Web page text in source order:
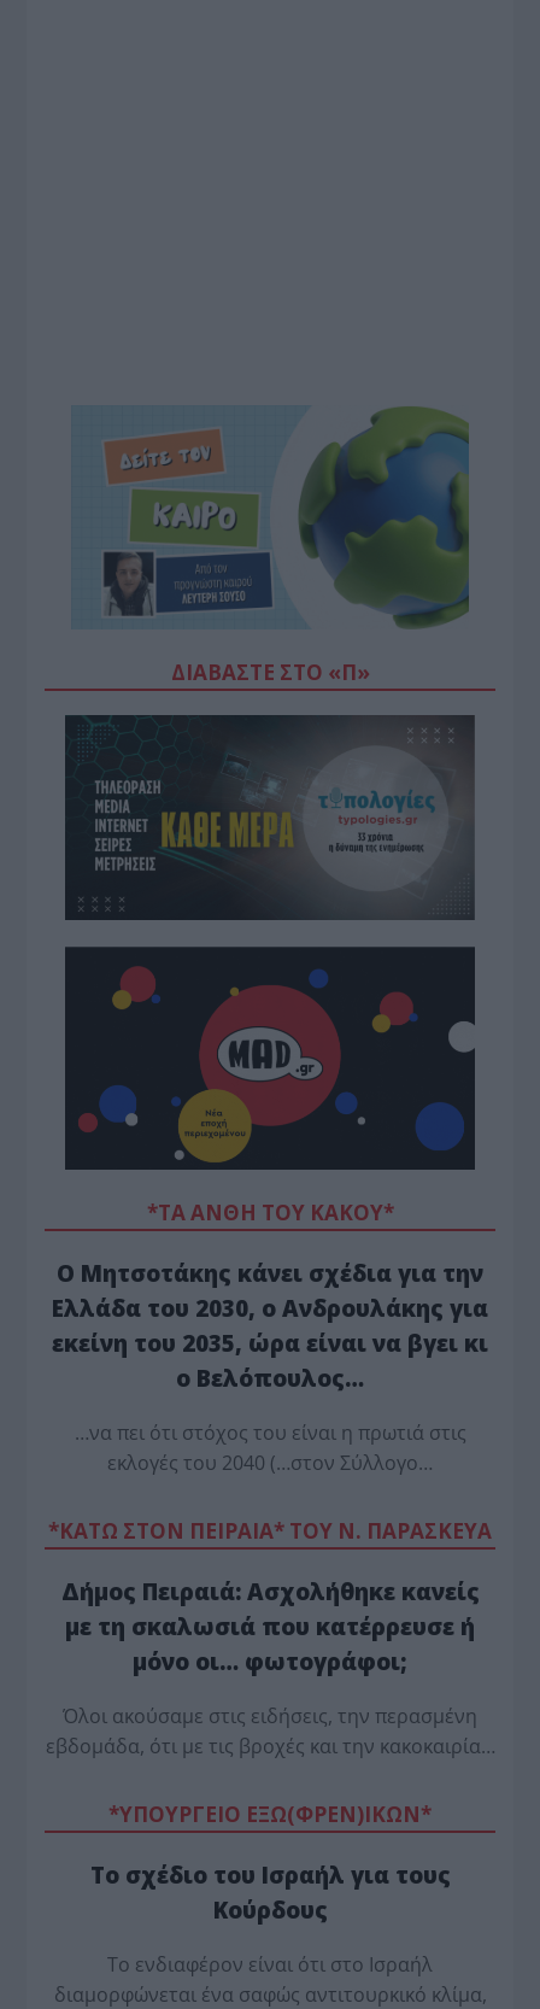
ΔΙΑΒΆΣΤΕ ΣΤΟ «Π»
*ΤΑ ΆΝΘΗ ΤΟΥ ΚΑΚΟΎ*
Ο Μητσοτάκης κάνει σχέδια για την
Ελλάδα του 2030, ο Ανδρουλάκης για
εκείνη του 2035, ώρα είναι να βγει κι
ο Βελόπουλος…
…να πει ότι στόχος του είναι η πρωτιά στις
εκλογές του 2040 (…στον Σύλλογο…
*ΚΑΤΩ ΣΤΟΝ ΠΕΙΡΑΙΑ* ΤΟΥ Ν. ΠΑΡΑΣΚΕΥΑ
Δήμος Πειραιά: Ασχολήθηκε κανείς
με τη σκαλωσιά που κατέρρευσε ή
μόνο οι… φωτογράφοι;
Όλοι ακούσαμε στις ειδήσεις, την περασμένη
εβδομάδα, ότι με τις βροχές και την κακοκαιρία…
*ΥΠΟΥΡΓΕΙΟ ΕΞΩ(ΦΡΕΝ)ΙΚΩΝ*
Το σχέδιο του Ισραήλ για τους
Κούρδους
Το ενδιαφέρον είναι ότι στο Ισραήλ
διαμορφώνεται ένα σαφώς αντιτουρκικό κλίμα,